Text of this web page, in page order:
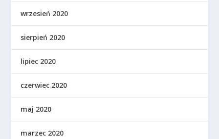
wrzesień 2020
sierpień 2020
lipiec 2020
czerwiec 2020
maj 2020
marzec 2020